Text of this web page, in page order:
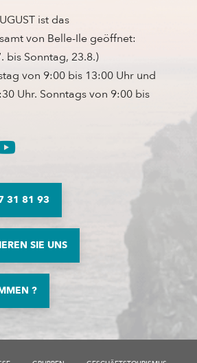
ist das
von Belle-Ile geöffnet:
bis Sonntag, 23.8.)
von 9:00 bis 13:00 Uhr und
Uhr. Sonntags von 9:00 bis
31 81 93
SIE UNS
?